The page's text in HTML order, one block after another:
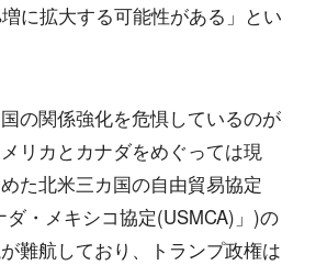
に拡大する可能性がある」とい
の関係強化を危惧しているのが
リカとカナダをめぐっては現
た北米三カ国の自由貿易協定
・メキシコ協定(USMCA)」)の
難航しており、トランプ政権は